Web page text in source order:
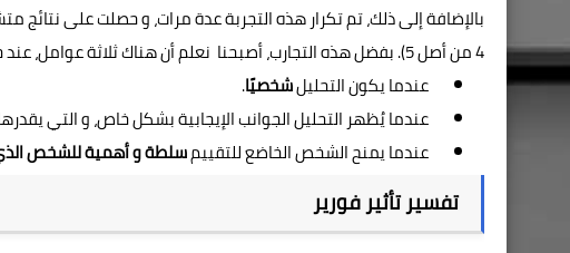
بالإضافة إلى ذلك، تم تكرار هذه التجربة عدة مرات، و حصلت على
4 من أصل 5). بفضل هذه التجارب، أصبحنا نعلم أن هناك ثلاثة عوامل، عند حدوثها، تجعل تأثير فورير أكثر وضوحًا:
عندما يكون التحليلشخصيًا.
عندما يُظهر التحليل الجوانب الإيجابية بشكل خاص، و التي
عندما يمنح الشخص الخاضع للتقييمسلطة و أهمية للشخص
تفسير تأثير فورير